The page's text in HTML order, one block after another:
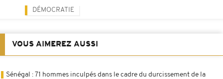
DÉMOCRATIE
VOUS AIMEREZ AUSSI
Sénégal : 71 hommes inculpés dans le cadre du durcissement de la